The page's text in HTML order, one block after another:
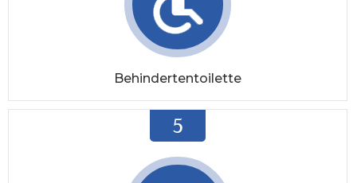
Behindertentoilette
5